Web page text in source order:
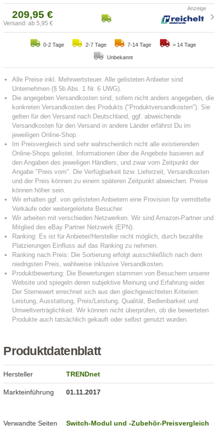
209,95 €
Versand: ab 5,95 €
0-2 Tage 2-7 Tage 7-14 Tage > 14 Tage
Unbekannt
Produktdatenblatt
Hersteller TRENDnet
Markteinführung 01.11.2017
Verwandte Seiten Switch-Modul und -Zubehör-Preisvergleich